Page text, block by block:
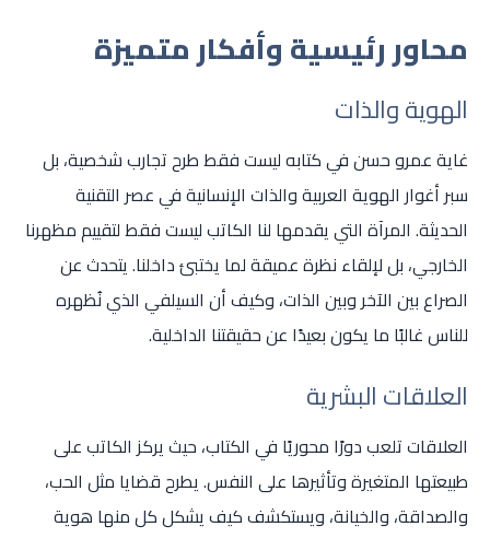
محاور رئيسية وأفكار متميزة
الهوية والذات
غاية عمرو حسن في كتابه ليست فقط طرح تجارب شخصية، بل
سبر أغوار الهوية العربية والذات الإنسانية في عصر التقنية
الحديثة. المرآة التي يقدمها لنا الكاتب ليست فقط لتقييم مظهرنا
الخارجي، بل لإلقاء نظرة عميقة لما يختبئ داخلنا. يتحدث عن
الصراع بين الآخر وبين الذات، وكيف أن السيلفي الذي نُظهره
للناس غالبًا ما يكون بعيدًا عن حقيقتنا الداخلية.
العلاقات البشرية
العلاقات تلعب دورًا محوريًا في الكتاب، حيث يركز الكاتب على
طبيعتها المتغيرة وتأثيرها على النفس. يطرح قضايا مثل الحب،
والصداقة، والخيانة، ويستكشف كيف يشكل كل منها هوية